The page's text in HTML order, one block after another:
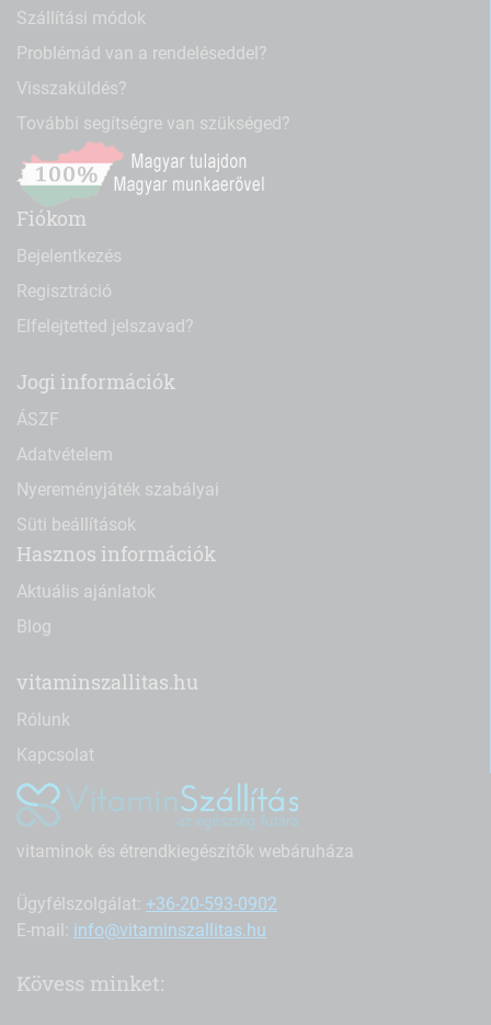
Szállítási módok
Problémád van a rendeléseddel?
Visszaküldés?
További segítségre van szükséged?
Fiókom
Bejelentkezés
Regisztráció
Elfelejtetted jelszavad?
Jogi információk
ÁSZF
Adatvételem
Nyereményjáték szabályai
Süti beállítások
Hasznos információk
Aktuális ajánlatok
Blog
vitaminszallitas.hu
Rólunk
Kapcsolat
vitaminok és étrendkiegészítők webáruháza
Ügyfélszolgálat: +36-20-593-0902
E-mail: info@vitaminszallitas.hu
Kövess minket: